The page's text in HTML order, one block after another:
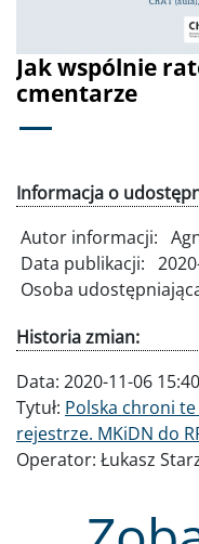
Jak wspólnie
cmentarze
Informacja o
Autor informacji:
Data publikacji:
Osoba
Historia zmian:
Data: 2020-11-06
Tytuł: Polska chroni
rejestrze. MKiDN do
Operator: Łukasz